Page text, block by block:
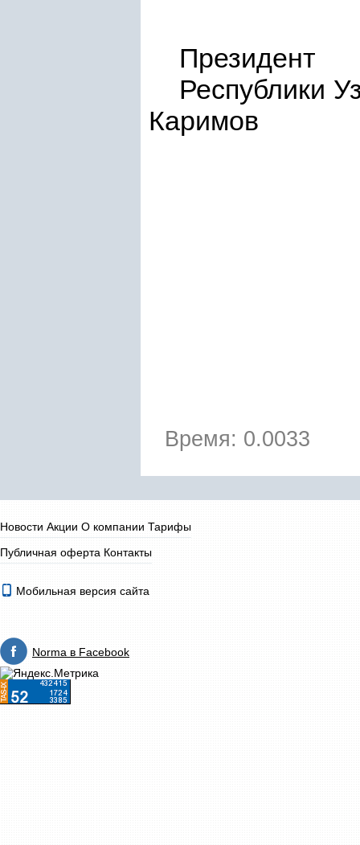
Президент
Каримов
Время: 0.0033
Новости Акции О компании Тарифы
Публичная оферта Контакты
Мобильная версия сайта
Norma в Facebook